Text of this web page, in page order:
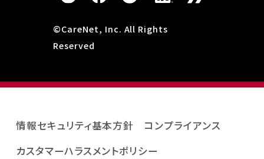
©CareNet, Inc. All Rights
Reserved
情報セキュリティ基本方針
コンプライアンス
カスタマーハラスメントポリシー